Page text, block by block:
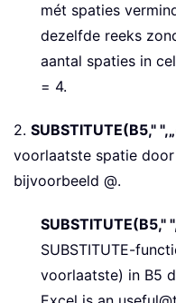
mét spaties
dezelfde reeks
aantal spaties in
= 4.
2. SUBSTITUTE(B5,"
voorlaatste spatie
bijvoorbeeld @.
SUBSTITUTE(B5,"
SUBSTITUTE-
voorlaatste) in B5